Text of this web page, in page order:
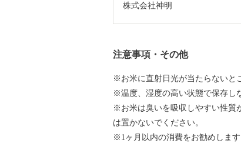
株式会社神明
注意事項・その他
※お米に直射日光が当たらないと
※温度、湿度の高い状態で保存し
※お米は臭いを吸収しやすい性質
は置かないでください。
※1ヶ月以内の消費をお勧めします